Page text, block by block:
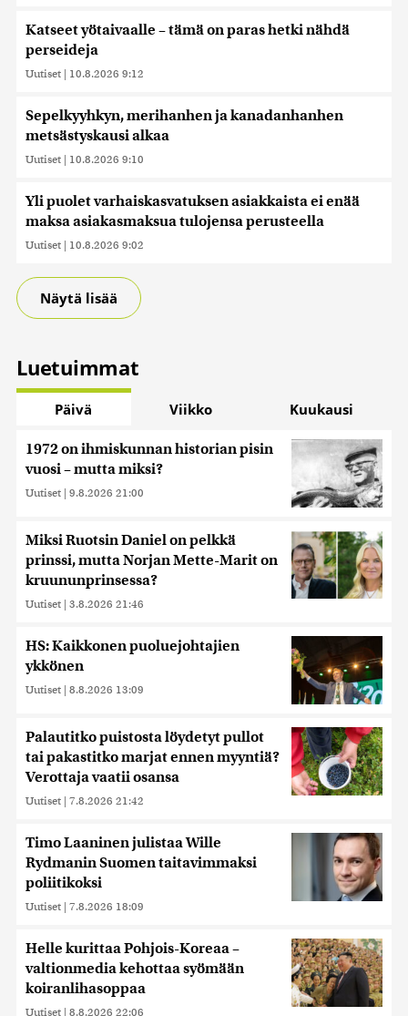
Katseet yötaivaalle – tämä on paras hetki nähdä
perseideja
Uutiset | 10.8.2026 9:12
Sepelkyyhkyn, merihanhen ja kanadanhanhen
metsästyskausi alkaa
Uutiset | 10.8.2026 9:10
Yli puolet varhaiskasvatuksen asiakkaista ei enää
maksa asiakasmaksua tulojensa perusteella
Uutiset | 10.8.2026 9:02
Näytä lisää
Luetuimmat
Päivä Viikko Kuukausi
1972 on ihmiskunnan historian pisin
vuosi – mutta miksi?
Uutiset | 9.8.2026 21:00
Miksi Ruotsin Daniel on pelkkä
prinssi, mutta Norjan Mette-Marit on
kruununprinsessa?
Uutiset | 3.8.2026 21:46
HS: Kaikkonen puoluejohtajien
ykkönen
Uutiset | 8.8.2026 13:09
Palautitko puistosta löydetyt pullot
tai pakastitko marjat ennen myyntiä?
Verottaja vaatii osansa
Uutiset | 7.8.2026 21:42
Timo Laaninen julistaa Wille
Rydmanin Suomen taitavimmaksi
poliitikoksi
Uutiset | 7.8.2026 18:09
Helle kurittaa Pohjois-Koreaa –
valtionmedia kehottaa syömään
koiranlihasoppaa
Uutiset | 8.8.2026 22:06